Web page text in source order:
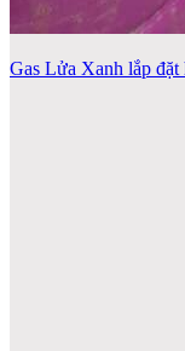
Gas Lửa Xanh lắp